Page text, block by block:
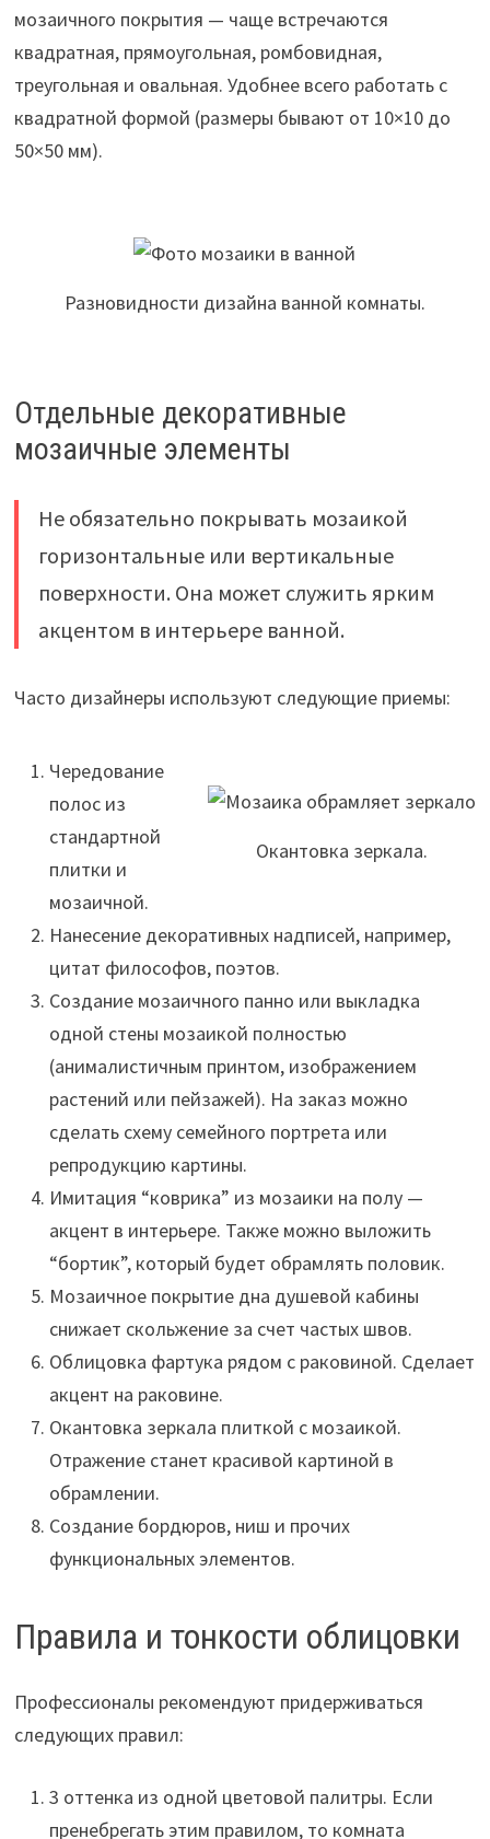
мозаичного покрытия — чаще встречаются
квадратная, прямоугольная, ромбовидная,
треугольная и овальная. Удобнее всего работать с
квадратной формой (размеры бывают от 10×10 до
50×50 мм).
Разновидности дизайна ванной комнаты.
Отдельные декоративные
мозаичные элементы
Не обязательно покрывать мозаикой
горизонтальные или вертикальные
поверхности. Она может служить ярким
акцентом в интерьере ванной.
Часто дизайнеры используют следующие приемы:
Окантовка зеркала.
Чередование
полос из
стандартной
плитки и
мозаичной.
Нанесение декоративных надписей, например,
цитат философов, поэтов.
Создание мозаичного панно или выкладка
одной стены мозаикой полностью
(анималистичным принтом, изображением
растений или пейзажей). На заказ можно
сделать схему семейного портрета или
репродукцию картины.
Имитация “коврика” из мозаики на полу —
акцент в интерьере. Также можно выложить
“бортик”, который будет обрамлять половик.
Мозаичное покрытие дна душевой кабины
снижает скольжение за счет частых швов.
Облицовка фартука рядом с раковиной. Сделает
акцент на раковине.
Окантовка зеркала плиткой с мозаикой.
Отражение станет красивой картиной в
обрамлении.
Создание бордюров, ниш и прочих
функциональных элементов.
Правила и тонкости облицовки
Профессионалы рекомендуют придерживаться
следующих правил:
3 оттенка из одной цветовой палитры. Если
пренебрегать этим правилом, то комната